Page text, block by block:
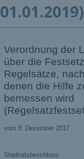
01.01.2019)